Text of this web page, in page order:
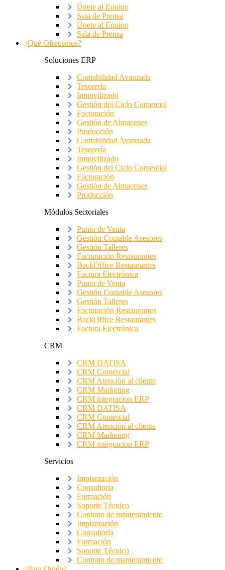
Únete al Equipo
Sala de Prensa
Únete al Equipo
Sala de Prensa
¿Qué Ofrecemos?
Soluciones ERP
Contabilidad Avanzada
Tesorería
Inmovilizado
Gestión del Ciclo Comercial
Facturación
Gestión de Almacenes
Producción
Contabilidad Avanzada
Tesorería
Inmovilizado
Gestión del Ciclo Comercial
Facturación
Gestión de Almacenes
Producción
Módulos Sectoriales
Punto de Venta
Gestión Contable Asesores
Gestión Talleres
Facturación Restaurantes
BackOffice Restaurantes
Factura Electrónica
Punto de Venta
Gestión Contable Asesores
Gestión Talleres
Facturación Restaurantes
BackOffice Restaurantes
Factura Electrónica
CRM
CRM DATISA
CRM Comercial
CRM Atención al cliente
CRM Marketing
CRM integracion ERP
CRM DATISA
CRM Comercial
CRM Atención al cliente
CRM Marketing
CRM integracion ERP
Servicios
Implantación
Consultoría
Formación
Soporte Técnico
Contrato de mantenimiento
Implantación
Consultoría
Formación
Soporte Técnico
Contrato de mantenimiento